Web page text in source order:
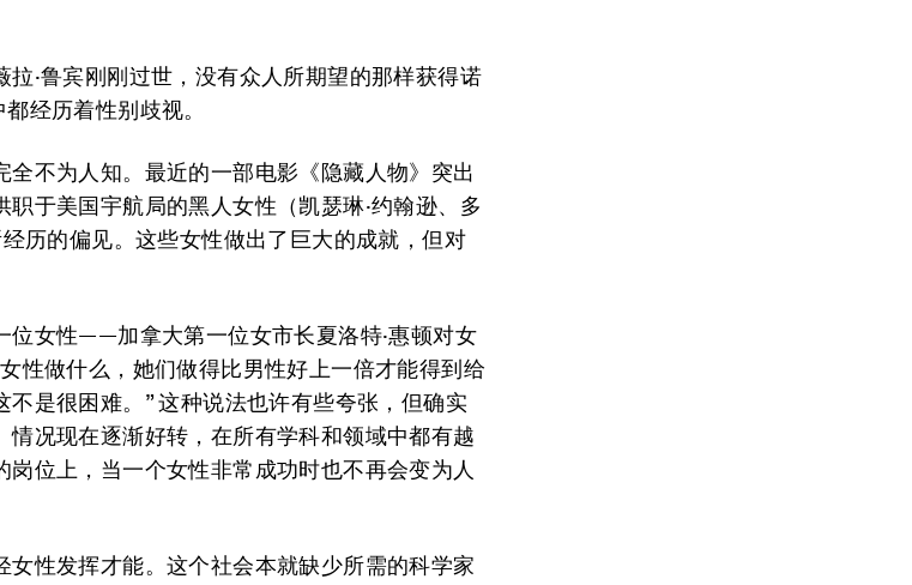
·鲁宾刚刚过世，没有众人所期望的那样获得诺
经历着性别歧视。
全不为人知。最近的一部电影《隐藏人物》突出
于美国宇航局的黑人女性（凯瑟琳·约翰逊、多
经历的偏见。这些女性做出了巨大的成就，但对
位女性——加拿大第一位女市长夏洛特·惠顿对女
性做什么，她们做得比男性好上一倍才能得到给
是很困难。” 这种说法也许有些夸张，但确实
情况现在逐渐好转，在所有学科和领域中都有越
位上，当一个女性非常成功时也不再会变为人
女性发挥才能。这个社会本就缺少所需的科学家